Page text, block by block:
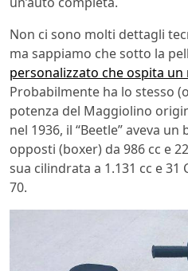
Non ci sono molti dettagli
ma sappiamo che sotto la
personalizzato che ospita un
Probabilmente ha lo stesso
potenza del Maggiolino
nel 1936, il “Beetle” aveva
opposti (boxer) da 986 cc e
sua cilindrata a 1.131 cc e 31
70.